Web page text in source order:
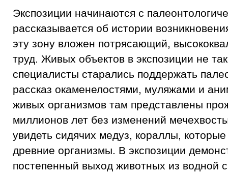
Экспозиции начинаются с
рассказывается об истории
эту зону вложен потрясающий,
труд. Живых объектов в экспозиции не
специалисты старались поддержать
рассказ окаменелостями, муляжами и
живых организмов там представлены
миллионов лет без изменений
увидеть сидячих медуз, кораллы,
древние организмы. В экспозиции
постепенный выход животных из водной